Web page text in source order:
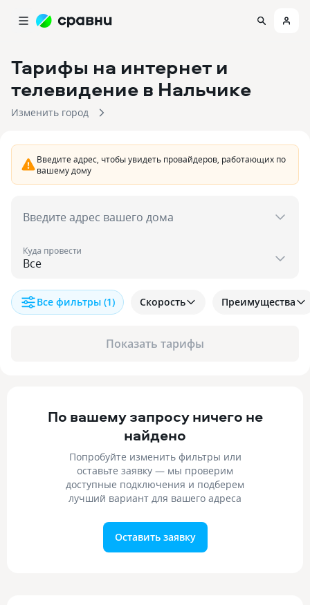
Тарифы на интернет и
телевидение в Нальчике
Изменить город
Введите адрес, чтобы увидеть провайдеров, работающих по
вашему дому
Введите адрес вашего дома
Куда провести
Показать тарифы
Все фильтры (1) Скорость Преимущества
По вашему запросу ничего не
найдено
Попробуйте изменить фильтры или
оставьте заявку — мы проверим
доступные подключения и подберем
лучший вариант для вашего адреса
Оставить заявку